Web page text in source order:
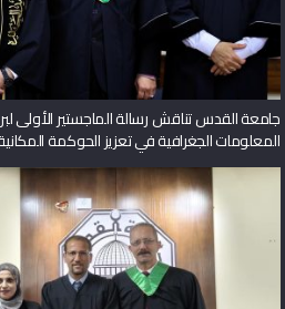
جامعة القدس تناقش رسالة الماجستير الأولى
المعلومات الجغرافية في تعزيز الحوكمة